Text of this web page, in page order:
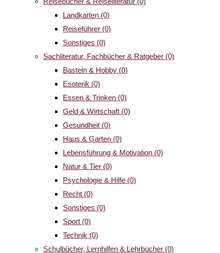
Landkarten (0)
Reiseführer (0)
Sonstiges (0)
Sachliteratur, Fachbücher & Ratgeber (0)
Basteln & Hobby (0)
Esoterik (0)
Essen & Trinken (0)
Geld & Wirtschaft (0)
Gesundheit (0)
Haus & Garten (0)
Lebensführung & Motivation (0)
Natur & Tier (0)
Psychologie & Hilfe (0)
Recht (0)
Sonstiges (0)
Sport (0)
Technik (0)
Schulbücher, Lernhilfen & Lehrbücher (0)